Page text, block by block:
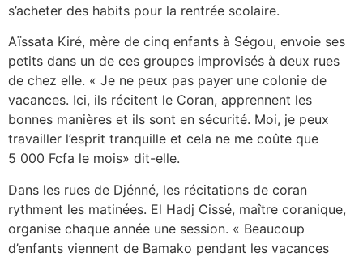
s’acheter des habits pour la rentrée scolaire.
Aïssata Kiré, mère de cinq enfants à Ségou, envoie ses
petits dans un de ces groupes improvisés à deux rues
de chez elle. « Je ne peux pas payer une colonie de
vacances. Ici, ils récitent le Coran, apprennent les
bonnes manières et ils sont en sécurité. Moi, je peux
travailler l’esprit tranquille et cela ne me coûte que
5 000 Fcfa le mois» dit-elle.
Dans les rues de Djénné, les récitations de coran
rythment les matinées. El Hadj Cissé, maître coranique,
organise chaque année une session. « Beaucoup
d’enfants viennent de Bamako pendant les vacances